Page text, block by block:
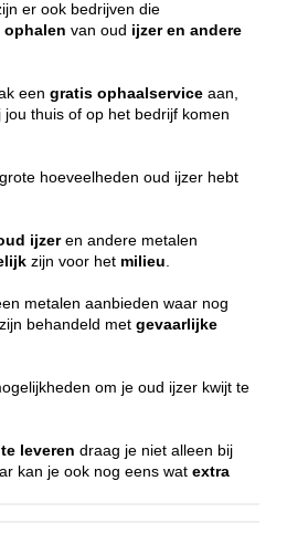
er ook bedrijven die
ophalen van oud ijzer en andere
een gratis ophaalservice aan,
thuis of op het bedrijf komen
hoeveelheden oud ijzer hebt
ijzeren andere metalen
zijn voor het milieu.
metalen aanbieden waar nog
behandeld met gevaarlijke
om je oud ijzer kwijt te
leveren draag je niet alleen bij
kan je ook nog eens wat extra